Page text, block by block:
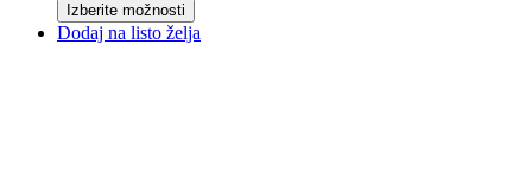
Izberite možnosti
Dodaj na listo želja